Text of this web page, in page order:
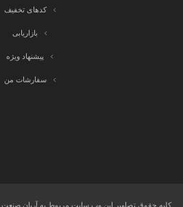
کدهای تخفیف
بازاریابی
پیشنهاد ویژه
سفارشات من
کلیه حقوق تصاویر این وب سایت مربوط به آریان صنعت